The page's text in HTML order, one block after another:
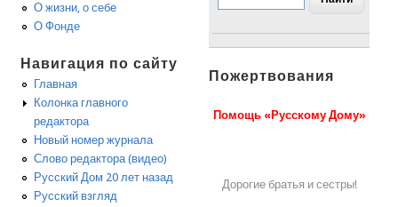
О жизни, о себе
О Фонде
Навигация по сайту
Главная
Колонка главного
редактора
Новый номер журнала
Слово редактора (видео)
Русский Дом 20 лет назад
Русский взгляд
Пожертвования
Помощь «Русскому Дому»
Дорогие братья и сестры!